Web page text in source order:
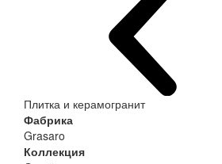
Плитка и керамогранит
Фабрика
Grasaro
Коллекция